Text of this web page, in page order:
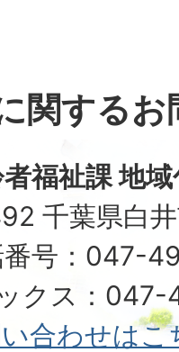
関する
福祉課 地
千葉県白
番号：047-
クス：047-
合わせはこ